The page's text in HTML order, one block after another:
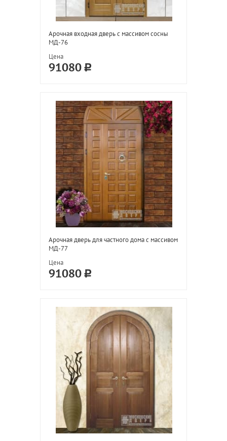
Арочная входная дверь с массивом сосны
МД-76
Цена
91080
Арочная дверь для частного дома с массивом
МД-77
Цена
91080